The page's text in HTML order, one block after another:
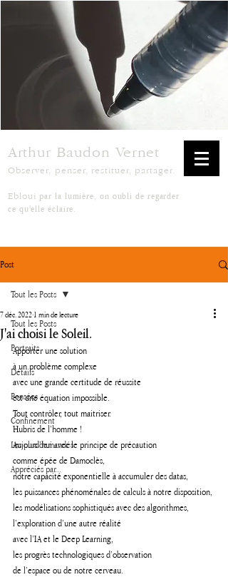
Arthur Baudon Vernet
Observer, penser, restituer, partager.
Ebloui par la lumière, on oubli de regarder
ce qu'elle éclaire.
Post
Tout les Posts
Portraits
Détails
Pensées
Confinement
Les plus demandés
Appréciés par...
Tout les Posts
J'ai choisi le Soleil.
7 déc. 2022 1 min de lecture
Apporter une solution
à un problème complexe
avec une grande certitude de réussite
est une équation impossible.
Tout contrôler, tout maitriser.
Hubris de l’homme !
Aujourd’hui avec le principe de précaution
comme épée de Damoclès,
notre capacité exponentielle à accumuler des datas,
les puissances phénoménales de calculs à notre disposition,
les modélisations sophistiqués avec des algorithmes,
l’exploration d’une autre réalité
avec l’IA et le Deep Learning,
les progrès technologiques d’observation
de l’espace ou de notre cerveau.